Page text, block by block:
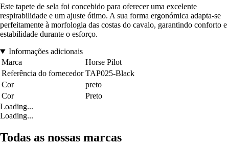
Este tapete de sela foi concebido para oferecer uma excelente
respirabilidade e um ajuste ótimo. A sua forma ergonómica adapta-se
perfeitamente à morfologia das costas do cavalo, garantindo conforto e
estabilidade durante o esforço.
Informações adicionais
Marca
Horse Pilot
Referência do fornecedor TAP025-Black
Cor
preto
Cor
Preto
Loading...
Loading...
Todas as nossas marcas